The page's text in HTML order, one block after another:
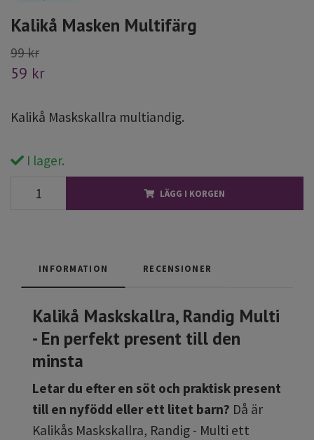
Kalikå Masken Multifärg
99 kr
59 kr
Kalikå Maskskallra multiandig.
I lager.
LÄGG I KORGEN
INFORMATION RECENSIONER
Kalikå Maskskallra, Randig Multi
- En perfekt present till den
minsta
Letar du efter en söt och praktisk present
till en nyfödd eller ett litet barn? Då är
Kalikås Maskskallra, Randig - Multi ett